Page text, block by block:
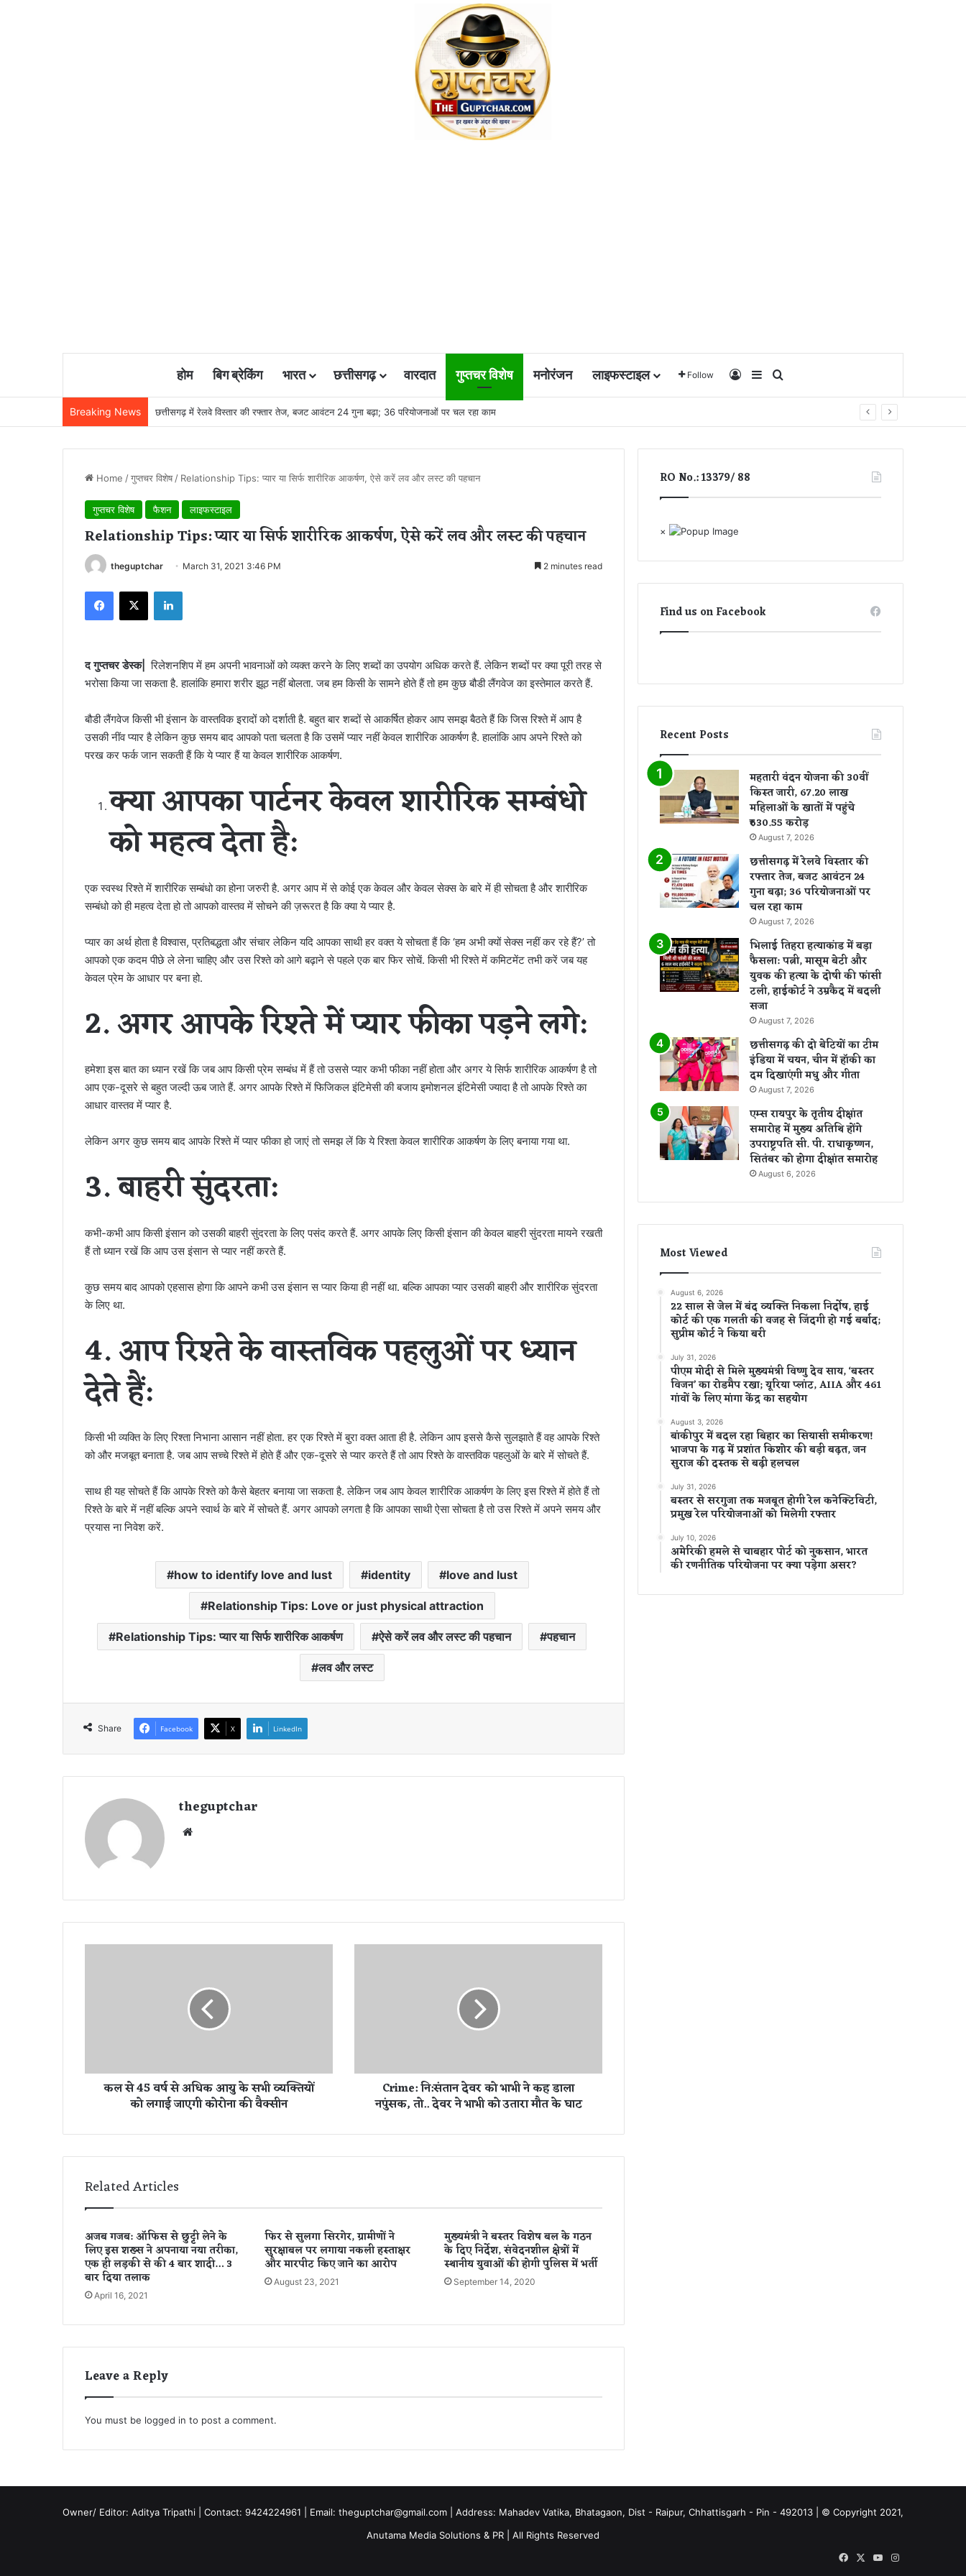
होम बिग ब्रेकिंग भारत छत्तीसगढ़ वारदात गुप्तचर विशेष मनोरंजन लाइफस्टाइल Follow Log InSidebar
Breaking News भिलाई तिहरा हत्याकांड में बड़ा फैसला: पत्नी, मासूम बेटी और युवक की हत्या के दोषी की फांसी टली, हाईकोर्ट ने उम्रकैद में बदली सजा
Home /गुप्तचर विशेष / Relationship Tips: प्यार या सिर्फ शारीरिक आकर्षण, ऐसे करें लव और लस्ट की पहचान
गुप्तचर विशेष फैशन लाइफस्टाइल
Relationship Tips: प्यार या सिर्फ शारीरिक आकर्षण, ऐसे करें लव और लस्ट की पहचान
theguptchar March 31, 2021 3:46 PM 2 minutes read
द गुप्तचर डेस्क| रिलेशनशिप में हम अपनी भावनाओं को व्यक्त करने के लिए शब्दों का उपयोग अधिक करते हैं. लेकिन शब्दों पर क्या पूरी तरह से
भरोसा किया जा सकता है. हालांकि हमारा शरीर झूठ नहीं बोलता. जब हम किसी के सामने होते हैं तो हम कुछ बौडी लैंगवेज का इस्तेमाल करते हैं.
बौडी लैंगवेज किसी भी इंसान के वास्तविक इरादों को दर्शाती है. बहुत बार शब्दों से आकर्षित होकर आप समझ बैठते हैं कि जिस रिश्ते में आप है
उसकी नींव प्यार है लेकिन कुछ समय बाद आपको पता चलता है कि उसमें प्यार नहीं केवल शारीरिक आकर्षण है. हालांकि आप अपने रिश्ते को
परख कर फर्क जान सकती हैं कि ये प्यार हैं या केवल शारीरिक आकर्षण.
क्या आपका पार्टनर केवल शारीरिक सम्बंधो
को महत्व देता है:
एक स्वस्थ रिश्ते में शारीरिक सम्बंधो का होना जरुरी है. अगर आप में से कोई एक केवल और केवल सेक्स के बारे में ही सोचता है और शारीरिक
सम्बंधो को ही महत्व देता हो तो आपको वास्तव में सोचने की ज़रूरत है कि क्या ये प्यार है.
प्यार का अर्थ होता है विश्वास, प्रतिबद्धता और संचार लेकिन यदि आपका साथी हर वक्त ये सोचता हैं कि ‘हम अभी क्यों सेक्स नहीं कर रहे हैं?’ तो
आपको एक कदम पीछे ले लेना चाहिए और उस रिश्ते को आगे बढ़ाने से पहले एक बार फिर सोचें. किसी भी रिश्ते में कमिटमेंट तभी करें जब यह
केवल प्रेम के आधार पर बना हो.
2. अगर आपके रिश्ते में प्यार फीका पड़ने लगे:
हमेशा इस बात का ध्यान रखें कि जब आप किसी प्रेम सम्बंध में हैं तो उससे प्यार कभी फीका नहीं होता और अगर ये सिर्फ शारीरिक आकर्षण है तो
आप एक-दूसरे से बहुत जल्दी ऊब जाते हैं. अगर आपके रिश्ते में फिजिकल इंटिमेसी की बजाय इमोशनल इंटिमेसी ज्यादा है तो आपके रिश्ते का
आधार वास्तव में प्यार है.
लेकिन अगर कुछ समय बाद आपके रिश्ते में प्यार फीका हो जाएं तो समझ लें कि ये रिश्ता केवल शारीरिक आकर्षण के लिए बनाया गया था.
3. बाहरी सुंदरता:
कभी-कभी आप किसी इंसान को उसकी बाहरी सुंदरता के लिए पसंद करते हैं. अगर आपके लिए किसी इंसान की केवल बाहरी सुंदरता मायने रखती
हैं तो ध्यान रखें कि आप उस इंसान से प्यार नहीं करते हैं.
कुछ समय बाद आपको एहसास होगा कि आपने कभी उस इंसान स प्यार किया ही नहीं था. बल्कि आपका प्यार उसकी बाहरी और शारीरिक सुंदरता
के लिए था.
4. आप रिश्ते के वास्तविक पहलुओं पर ध्यान
देते हैं:
किसी भी व्यक्ति के लिए रिश्ता निभाना आसान नहीं होता. हर एक रिश्ते में बुरा वक्त आता ही है. लेकिन आप इससे कैसे सुलझाते हैं वह आपके रिश्ते
को और मजबूत बनाता है. जब आप सच्चे रिश्ते में होते हैं और एक-दूसरे से प्यार करते हैं तो आप रिश्ते के वास्तविक पहलुओं के बारे में सोचते हैं.
साथ ही यह सोचते हैं कि आपके रिश्ते को कैसे बेहतर बनाया जा सकता है. लेकिन जब आप केवल शारीरिक आकर्षण के लिए इस रिश्ते में होते हैं तो
रिश्ते के बारे में नहीं बल्कि अपने स्वार्थ के बारे में सोचते हैं. अगर आपको लगता है कि आपका साथी ऐसा सोचता है तो उस रिश्ते में अपने समय और
प्रयास ना निवेश करें.
how to identify love and lust identity love and lust
Relationship Tips: Love or just physical attraction
Relationship Tips: प्यार या सिर्फ शारीरिक आकर्षण ऐसे करें लव और लस्ट की पहचान पहचान
लव और लस्ट
Share Facebook X LinkedIn
theguptchar
अ
यु
व्य
क्ति
को
ल
गा
ई
जा
गी
को
ना
क्सी
कल से 45 वर्ष से अधिक आयु के सभी व्यक्तियों
को लगाई जाएगी कोरोना की वैक्सीन
सं
व
ने
ह
डा
ला
क
,
ने
उ
Crime: नि:संतान देवर को भाभी ने कह डाला
नपुंसक, तो.. देवर ने भाभी को उतारा मौत के घाट
Related Articles
अजब गजब: ऑफिस से छुट्टी लेने के
लिए इस शख्स ने अपनाया नया तरीका,
एक ही लड़की से की 4 बार शादी… 3
बार दिया तलाक
April 16, 2021
फिर से सुलगा सिरगेर, ग्रामीणों ने
सुरक्षाबल पर लगाया नकली हस्ताक्षर
और मारपीट किए जाने का आरोप
August 23, 2021
मुख्यमंत्री ने बस्तर विशेष बल के गठन
के दिए निर्देश, संवेदनशील क्षेत्रों में
स्थानीय युवाओं की होगी पुलिस में भर्ती
September 14, 2020
Leave a Reply
You must be logged in to post a comment.
RO No.: 13379/ 88
×
Find us on Facebook
Recent Posts
महतारी वंदन योजना की 30वीं
किस्त जारी, 67.20 लाख
महिलाओं के खातों में पहुंचे
₹630.55 करोड़
August 7, 2026
छत्तीसगढ़ में रेलवे विस्तार की
रफ्तार तेज, बजट आवंटन 24
गुना बढ़ा; 36 परियोजनाओं पर
चल रहा काम
August 7, 2026
भिलाई तिहरा हत्याकांड में बड़ा
फैसला: पत्नी, मासूम बेटी और
युवक की हत्या के दोषी की फांसी
टली, हाईकोर्ट ने उम्रकैद में बदली
सजा
August 7, 2026
छत्तीसगढ़ की दो बेटियों का टीम
इंडिया में चयन, चीन में हॉकी का
दम दिखाएंगी मधु और गीता
August 7, 2026
एम्स रायपुर के तृतीय दीक्षांत
समारोह में मुख्य अतिथि होंगे
उपराष्ट्रपति सी. पी. राधाकृष्णन,
सितंबर को होगा दीक्षांत समारोह
August 6, 2026
Most Viewed
August 6, 2026
22 साल से जेल में बंद व्यक्ति निकला निर्दोष, हाई
कोर्ट की एक गलती की वजह से जिंदगी हो गई बर्बाद;
सुप्रीम कोर्ट ने किया बरी
July 31, 2026
पीएम मोदी से मिले मुख्यमंत्री विष्णु देव साय, ‘बस्तर
विजन’ का रोडमैप रखा; यूरिया प्लांट, AIIA और 461
गांवों के लिए मांगा केंद्र का सहयोग
August 3, 2026
बांकीपुर में बदल रहा बिहार का सियासी समीकरण!
भाजपा के गढ़ में प्रशांत किशोर की बड़ी बढ़त, जन
सुराज की दस्तक से बढ़ी हलचल
July 31, 2026
बस्तर से सरगुजा तक मजबूत होगी रेल कनेक्टिविटी,
प्रमुख रेल परियोजनाओं को मिलेगी रफ्तार
July 10, 2026
अमेरिकी हमले से चाबहार पोर्ट को नुकसान, भारत
की रणनीतिक परियोजना पर क्या पड़ेगा असर?
Owner/ Editor: Aditya Tripathi | Contact: 9424224961 | Email: theguptchar@gmail.com | Address: Mahadev Vatika, Bhatagaon, Dist - Raipur, Chhattisgarh - Pin - 492013 | © Copyright 2021,
Anutama Media Solutions & PR | All Rights Reserved
FacebookYouTubeInstagram